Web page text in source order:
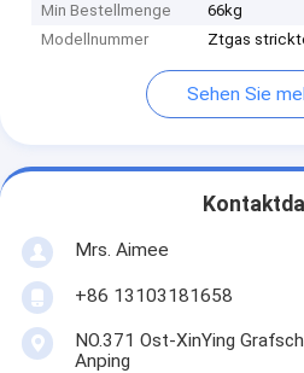
Min Bestellmenge
66kg
Modellnummer
Ztgas
Sehen Sie
Mrs. Aimee
+86 13103181658
NO.371 Ost-XinYing
Anping